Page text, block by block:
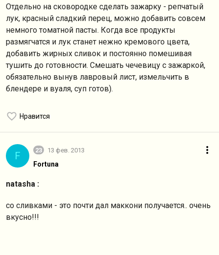
Отдельно на сковородке сделать зажарку - репчатый
лук, красный сладкий перец, можно добавить совсем
немного томатной пасты. Когда все продукты
размягчатся и лук станет нежно кремового цвета,
добавить жирных сливок и постоянно помешивая
тушить до готовности. Смешать чечевицу с зажаркой,
обязательно вынув лавровый лист, измельчить в
блендере и вуаля, суп готов).
Нравится
F 23 13 фев. 2013
Fortuna
natasha :
со сливками - это почти дал маккони получается.. очень
вкусно!!!